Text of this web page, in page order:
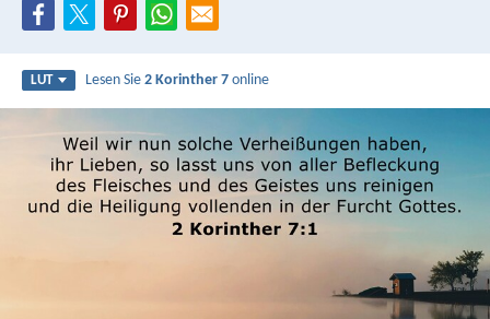
LUT Lesen Sie2 Korinther 7 online